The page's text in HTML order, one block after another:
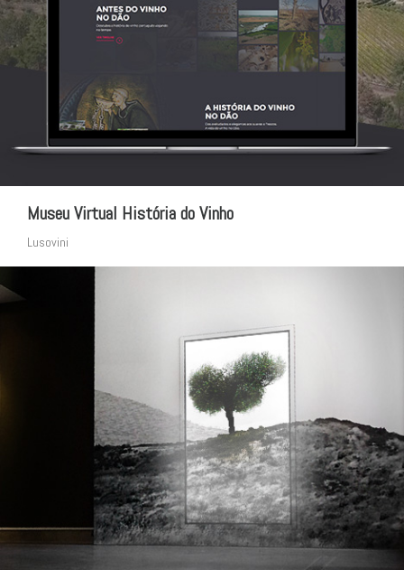
Museu Virtual História do Vinho
Lusovini